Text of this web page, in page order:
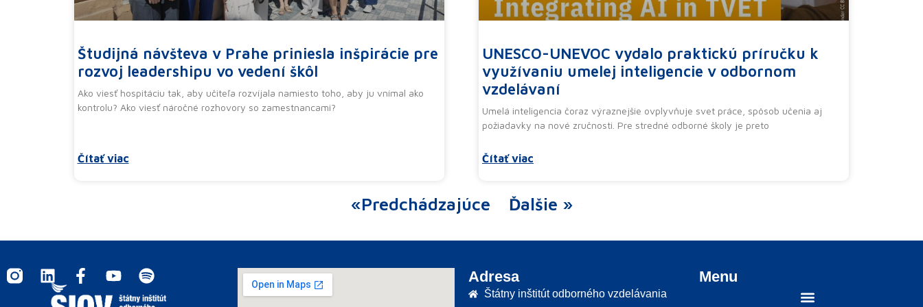
Študijná návšteva v Prahe priniesla inšpirácie pre
rozvoj leadershipu vo vedení škôl
Ako viesť hospitáciu tak, aby učiteľa rozvíjala namiesto toho, aby ju vnímal ako
kontrolu? Ako viesť náročné rozhovory so zamestnancami?
Čítať viac
UNESCO-UNEVOC vydalo praktickú príručku k
využívaniu umelej inteligencie v odbornom
vzdelávaní
Umelá inteligencia čoraz výraznejšie ovplyvňuje svet práce, spôsob učenia aj
požiadavky na nové zručnosti. Pre stredné odborné školy je preto
Čítať viac
«Predchádzajúce Ďalšie »
I
L
F
a
Y
o
S
p
Adresa
Štátny inštitút odborného vzdelávania
Menu